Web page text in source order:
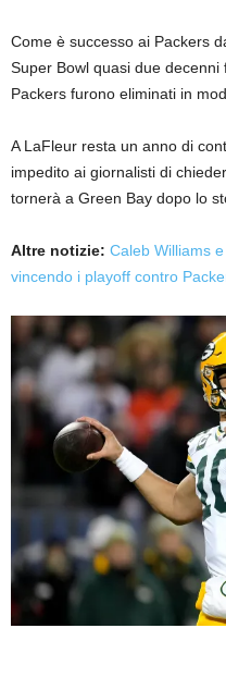
Come è successo ai Packers
Super Bowl quasi due
Packers furono eliminati in
A LaFleur resta un anno di
impedito ai giornalisti di
tornerà a Green Bay dopo lo
Altre notizie: Caleb Williams
vincendo i playoff contro